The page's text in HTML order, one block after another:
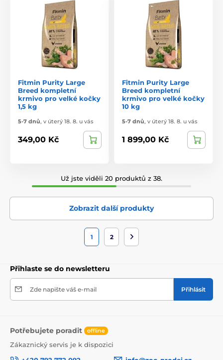
Fitmin Purity Large
Breed kompletní
krmivo pro velké kočky
1,5 kg
5-7 dnů, v úterý 18. 8. u vás
349,00 Kč
Fitmin Purity Large
Breed kompletní
krmivo pro velké kočky
10 kg
5-7 dnů, v úterý 18. 8. u vás
1 899,00 Kč
Už jste viděli 20 produktů z 38.
Zobrazit další produkty
1 2
Přihlaste se do newsletteru
Zde napište váš e-mail Přihlásit
Potřebujete poradit offline
Zákaznický servis je k dispozici